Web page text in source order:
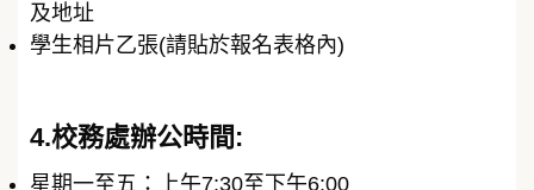
及地址
學生相片乙張(請貼於報名表格內)
4.校務處辦公時間:
星期一至五：上午7:30至下午6:00